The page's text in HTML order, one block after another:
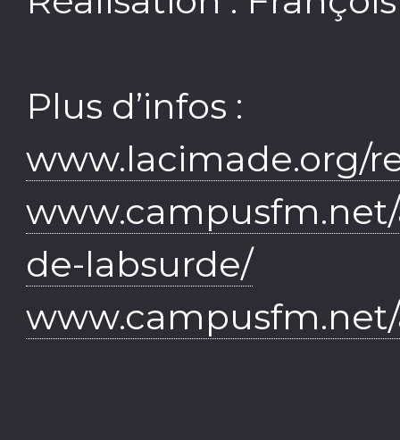
Plus d’infos :
www.lacimade.org/
de-labsurde/